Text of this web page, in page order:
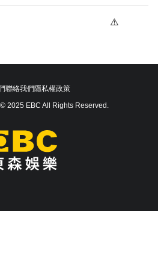
聯絡我們隱私權政策
2025 EBC All Rights Reserved.